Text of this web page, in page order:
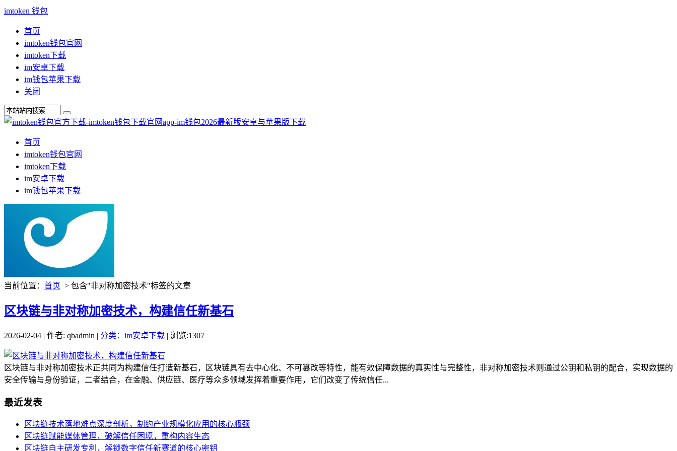
imtoken 钱包
首页
imtoken钱包官网
imtoken下载
im安卓下载
im钱包苹果下载
关闭
首页
imtoken钱包官网
imtoken下载
im安卓下载
im钱包苹果下载
当前位置： 首页 > 包含"非对称加密技术"标签的文章
区块链与非对称加密技术，构建信任新基石
2026-02-04 | 作者: qbadmin | 分类：im安卓下载 | 浏览:1307
区块链与非对称加密技术正共同为构建信任打造新基石，区块链具有去中心化、不可篡改等特性，能有效保障数据的真实性与完整性，非对称加密技术则通过公钥和私钥的配合，实现数据的
安全传输与身份验证，二者结合，在金融、供应链、医疗等众多领域发挥着重要作用，它们改变了传统信任...
最近发表
区块链技术落地难点深度剖析，制约产业规模化应用的核心瓶颈
区块链赋能媒体管理，破解信任困境，重构内容生态
区块链自主研发专利，解锁数字信任新赛道的核心密钥